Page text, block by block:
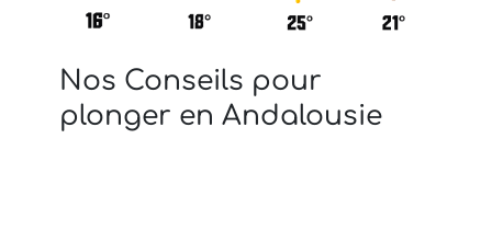
Nos Conseils pour
plonger en Andalousie